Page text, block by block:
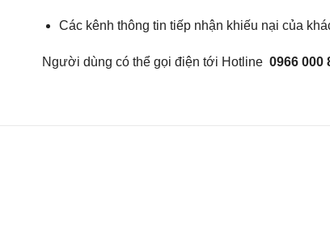
Các kênh thông tin tiếp nhận khiếu nại của
Người dùng có thể gọi điện tới Hotline 0966 000